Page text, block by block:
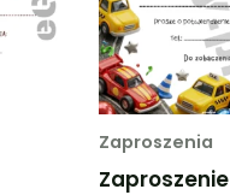
Zaproszenia
Zaproszenie